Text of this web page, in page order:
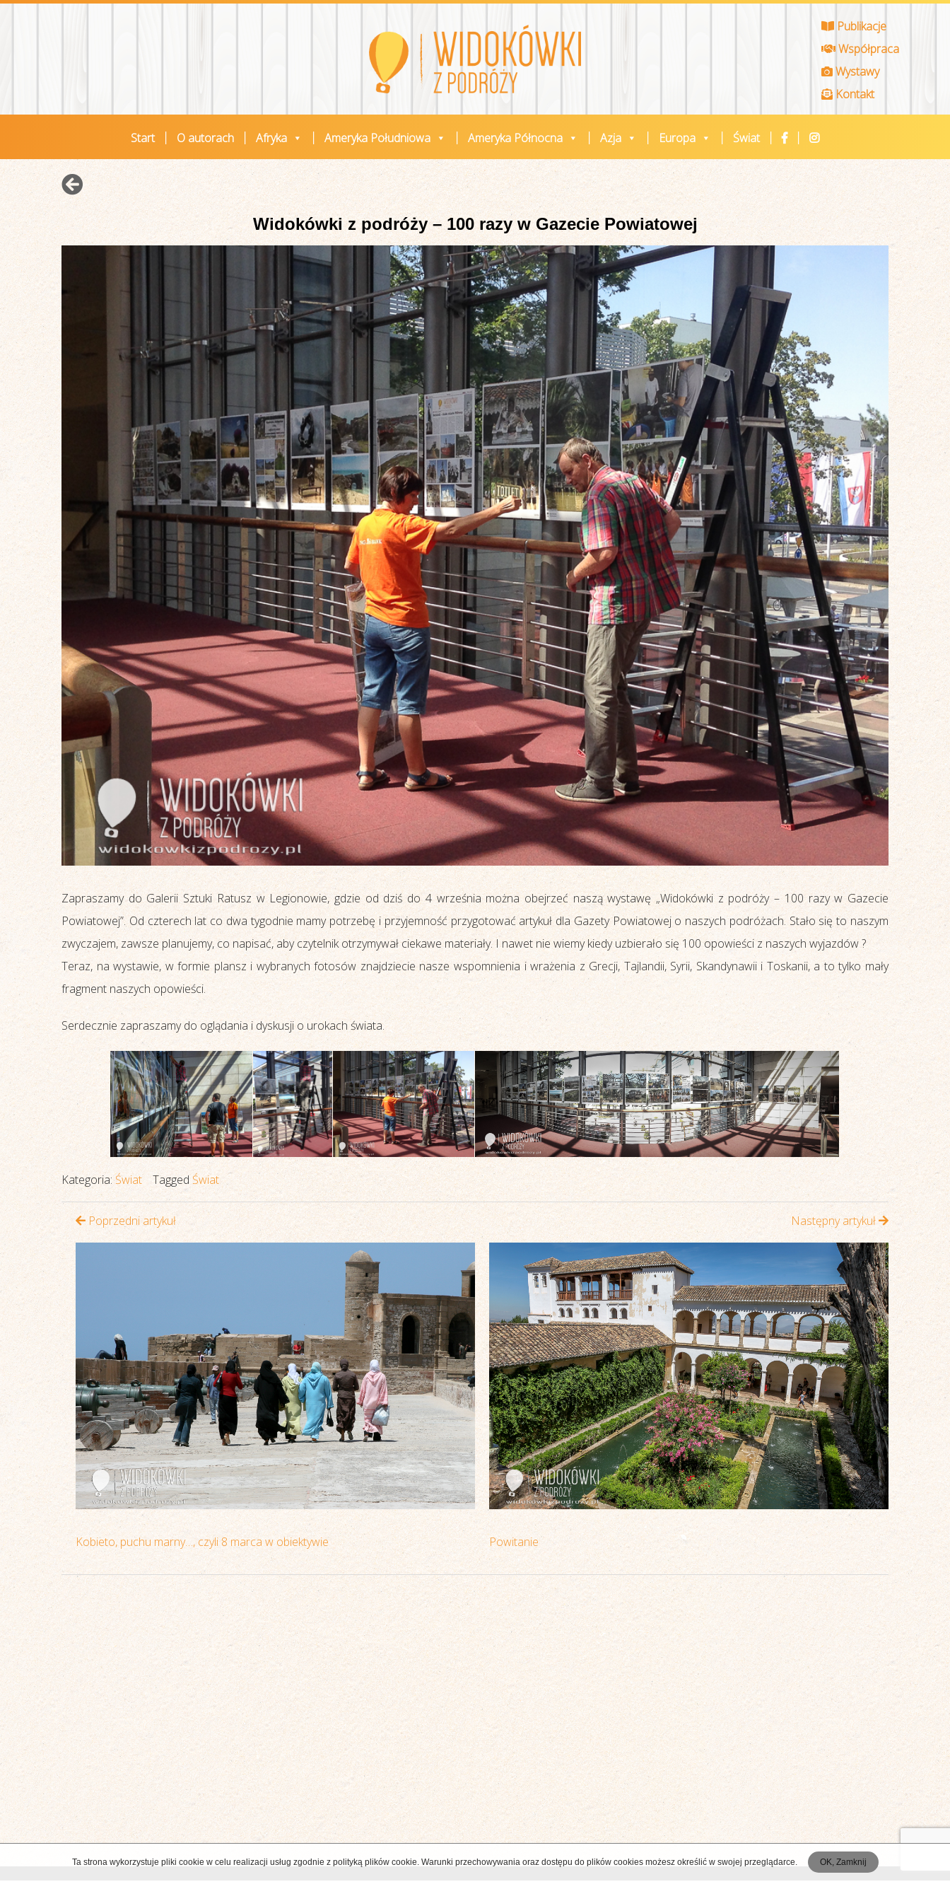
Publikacje
Współpraca
Wystawy
Kontakt
Start O autorach Afryka Ameryka Południowa Ameryka Północna Azja Europa Świat
Widokówki z podróży – 100 razy w Gazecie Powiatowej
Zapraszamy do Galerii Sztuki Ratusz w Legionowie, gdzie od dziś do 4 września można obejrzeć naszą wystawę „Widokówki z podróży – 100 razy w Gazecie
Powiatowej”. Od czterech lat co dwa tygodnie mamy potrzebę i przyjemność przygotować artykuł dla Gazety Powiatowej o naszych podróżach. Stało się to naszym
zwyczajem, zawsze planujemy, co napisać, aby czytelnik otrzymywał ciekawe materiały. I nawet nie wiemy kiedy uzbierało się 100 opowieści z naszych wyjazdów ?
Teraz, na wystawie, w formie plansz i wybranych fotosów znajdziecie nasze wspomnienia i wrażenia z Grecji, Tajlandii, Syrii, Skandynawii i Toskanii, a to tylko mały
fragment naszych opowieści.
Serdecznie zapraszamy do oglądania i dyskusji o urokach świata.
Kategoria:Świat TaggedŚwiat
Poprzedni artykuł
Kobieto, puchu marny…, czyli 8 marca w obiektywie
Następny artykuł
Powitanie
Ta strona wykorzystuje pliki cookie w celu realizacji usług zgodnie z polityką plików cookie. Warunki przechowywania oraz dostępu do plików cookies możesz określić w swojej przeglądarce. OK, Zamknij